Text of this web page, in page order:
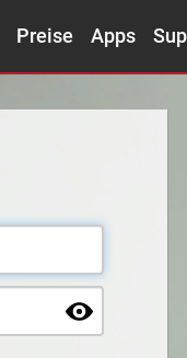
Preise Apps